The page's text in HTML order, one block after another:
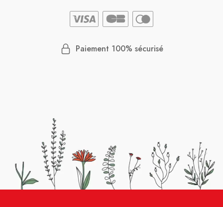
Paiement 100% sécurisé